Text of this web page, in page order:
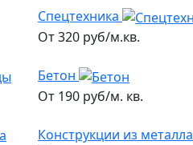
Спецтехника
От 320 руб/м.кв.
Бетон
От 190 руб/м. кв.
Конструкции из металла